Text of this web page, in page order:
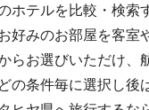
ホテルを比較・検索
好みのお部屋を客室
らお選びいただけ、
の条件毎に選択し後